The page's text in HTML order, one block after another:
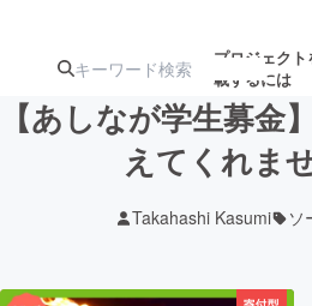
プロジェクト
載するには
ターン
ジェクト
【あしなが学生募金
えてくれま
Takahashi Kasumi ソ